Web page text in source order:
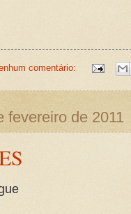
comentário:
fevereiro de 2011